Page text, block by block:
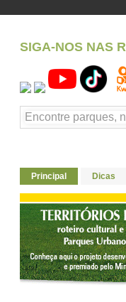
SIGA-NOS NAS
Principal Dicas